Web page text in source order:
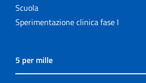
Scuola
Sperimentazione clinica fase I
5 per mille